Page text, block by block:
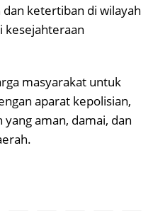
ketertiban di wilayah
kesejahteraan
masyarakat untuk
aparat kepolisian,
aman, damai, dan